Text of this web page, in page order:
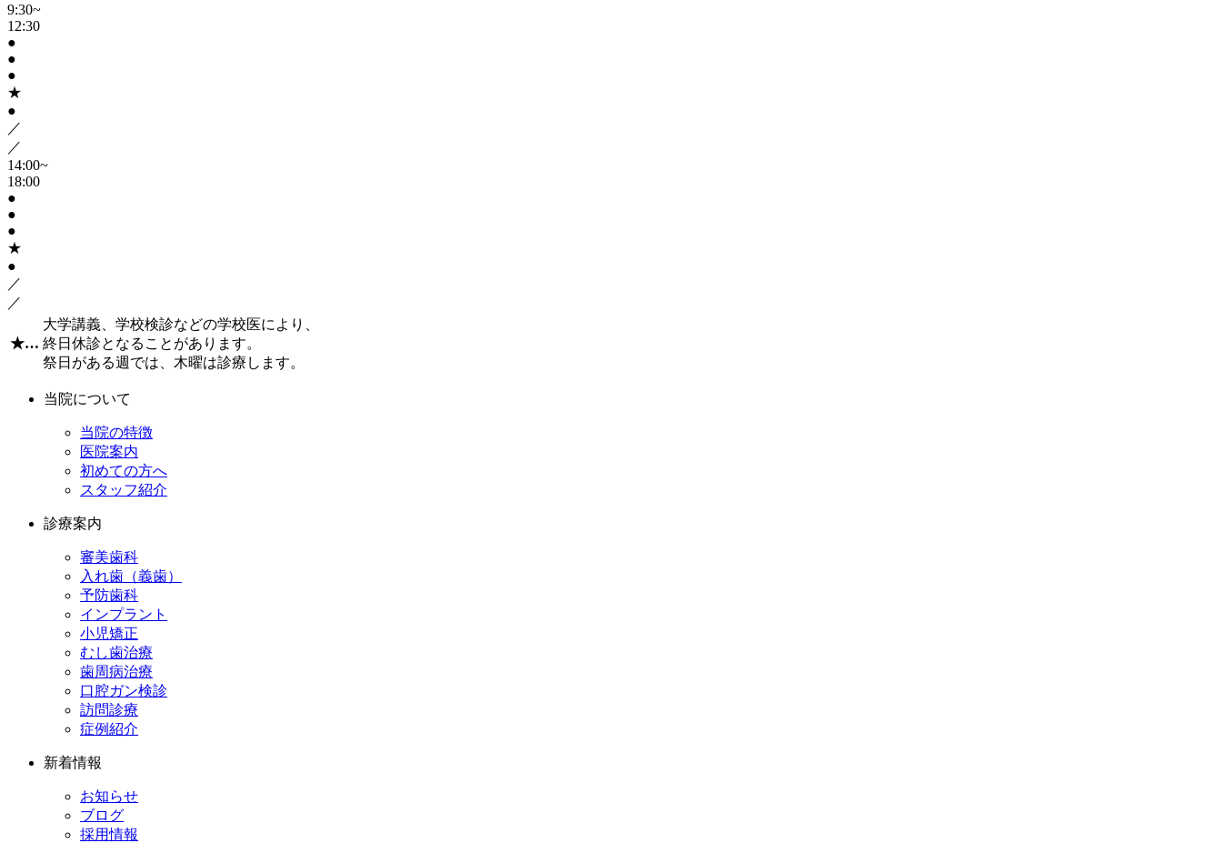
9:30~
12:30
●
●
●
★
●
／
／
14:00~
18:00
●
●
●
★
●
／
／
★…
大学講義、学校検診などの学校医により、
終日休診となることがあります。
祭日がある週では、木曜は診療します。
当院について
当院の特徴
医院案内
初めての方へ
スタッフ紹介
診療案内
審美歯科
入れ歯（義歯）
予防歯科
インプラント
小児矯正
むし歯治療
歯周病治療
口腔ガン検診
訪問診療
症例紹介
新着情報
お知らせ
ブログ
採用情報